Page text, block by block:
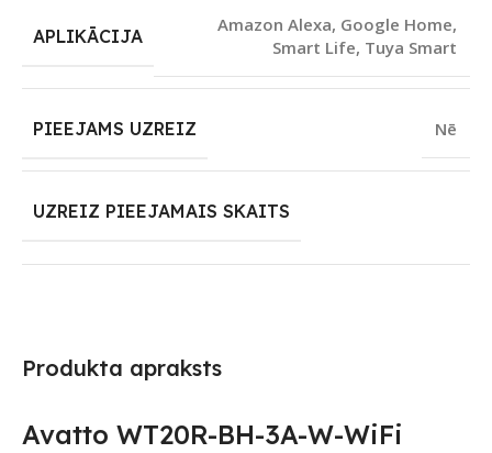
Produkta apraksts
Avatto WT20R-BH-3A-W-WiFi
APLIKĀCIJA
Amazon Alexa, Google Home,
Smart Life, Tuya Smart
PIEEJAMS UZREIZ Nē
UZREIZ PIEEJAMAIS SKAITS